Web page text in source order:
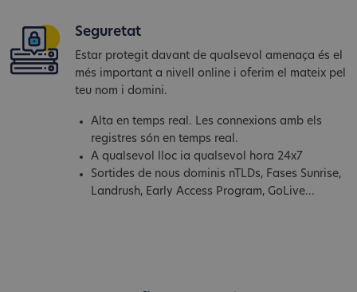
Seguretat
Estar protegit davant de qualsevol amenaça és el
més important a nivell online i oferim el mateix pel
teu nom i domini.
Alta en temps real. Les connexions amb els
registres són en temps real.
A qualsevol lloc ia qualsevol hora 24x7
Sortides de nous dominis nTLDs, Fases Sunrise,
Landrush, Early Access Program, GoLive...